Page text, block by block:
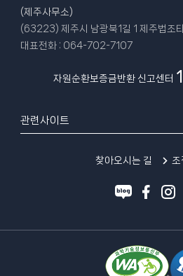
(제주사무소)
(63223) 제주시 남광북1길 1 제주법조
대표전화 : 064-702-7107
자원순환보증금반환 신고센터
관련사이트
찾아오시는 길 조
블
페
북
인
그
램